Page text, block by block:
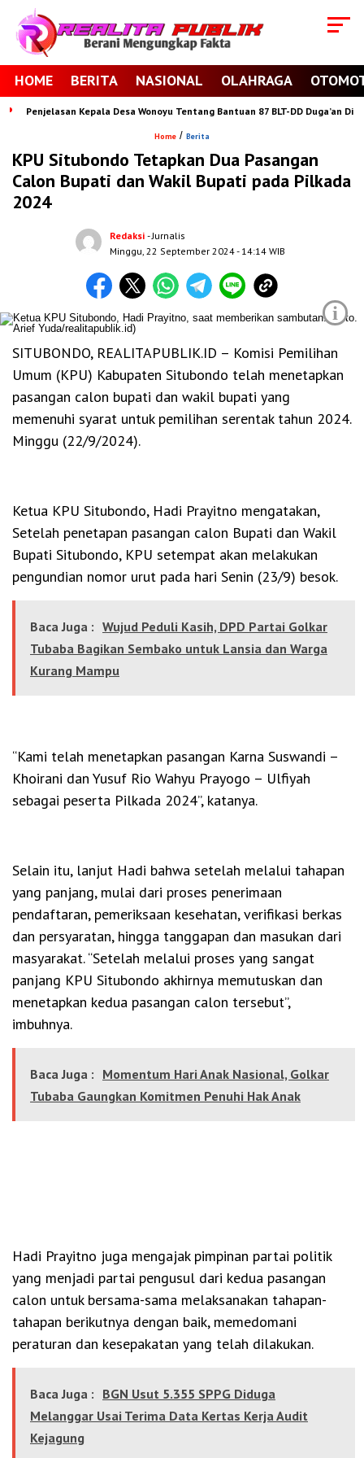
HOME BERITA NASIONAL OLAHRAGA
Penjelasan Kepala Desa Wonoyu Tentang Bantuan 87 BLT-DD Duga’an Di
Home / Berita
KPU Situbondo Tetapkan Dua Pasangan
Calon Bupati dan Wakil Bupati pada Pilkada
2024
Redaksi - Jurnalis
Minggu, 22 September 2024- 14:14 WIB
i
SITUBONDO, REALITAPUBLIK.ID – Komisi Pemilihan
Umum (KPU) Kabupaten Situbondo telah menetapkan
pasangan calon bupati dan wakil bupati yang
memenuhi syarat untuk pemilihan serentak tahun 2024.
Minggu (22/9/2024).
Ketua KPU Situbondo, Hadi Prayitno mengatakan,
Setelah penetapan pasangan calon Bupati dan Wakil
Bupati Situbondo, KPU setempat akan melakukan
pengundian nomor urut pada hari Senin (23/9) besok.
Baca Juga : Wujud Peduli Kasih, DPD Partai Golkar
Tubaba Bagikan Sembako untuk Lansia dan Warga
Kurang Mampu
“Kami telah menetapkan pasangan Karna Suswandi –
Khoirani dan Yusuf Rio Wahyu Prayogo – Ulfiyah
sebagai peserta Pilkada 2024”, katanya.
Selain itu, lanjut Hadi bahwa setelah melalui tahapan
yang panjang, mulai dari proses penerimaan
pendaftaran, pemeriksaan kesehatan, verifikasi berkas
dan persyaratan, hingga tanggapan dan masukan dari
masyarakat. “Setelah melalui proses yang sangat
panjang KPU Situbondo akhirnya memutuskan dan
menetapkan kedua pasangan calon tersebut”,
imbuhnya.
Baca Juga : Momentum Hari Anak Nasional, Golkar
Tubaba Gaungkan Komitmen Penuhi Hak Anak
Hadi Prayitno juga mengajak pimpinan partai politik
yang menjadi partai pengusul dari kedua pasangan
calon untuk bersama-sama melaksanakan tahapan-
tahapan berikutnya dengan baik, memedomani
peraturan dan kesepakatan yang telah dilakukan.
Baca Juga : BGN Usut 5.355 SPPG Diduga
Melanggar Usai Terima Data Kertas Kerja Audit
Kejagung